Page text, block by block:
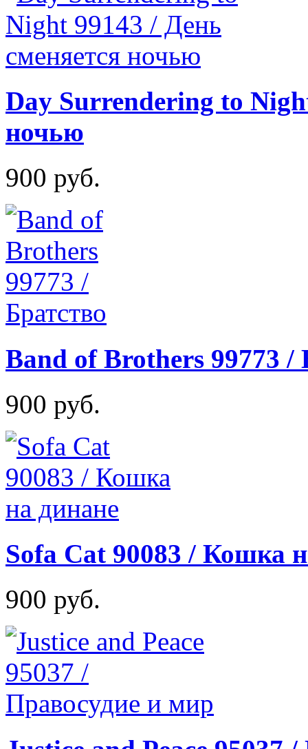
Day Surrendering to
ночью
900 руб.
Band of Brothers 99773 /
900 руб.
Sofa Cat 90083 / Кошка
900 руб.